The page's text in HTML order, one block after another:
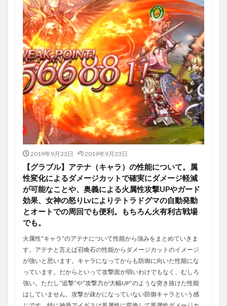
2019年9月23日 2019年9月23日
【グラブル】アテナ（キャラ）の性能について。属
性変化によるダメージカットで確実にダメージ軽減
が可能なことや、奥義による火属性攻撃UPやガード
効果、女神の怒りLvによりテトラドグマの自動発動
とオートでの周回でも便利。もちろん火有利古戦場
でも。
火属性“キャラ”のアテナについて性能から強みをまとめていきま
す。アテナと言えば召喚石の性能からダメージカットのイメージ
が強いと思います。キャラになってからも防御に向いた性能にな
っています。だからといって攻撃面が弱いわけでもなく、むしろ
強い。ただし“追撃”や“攻撃力が大幅UP”のような突き抜けた性能
はしていません。攻撃が疎かになっていない防御キャラという感